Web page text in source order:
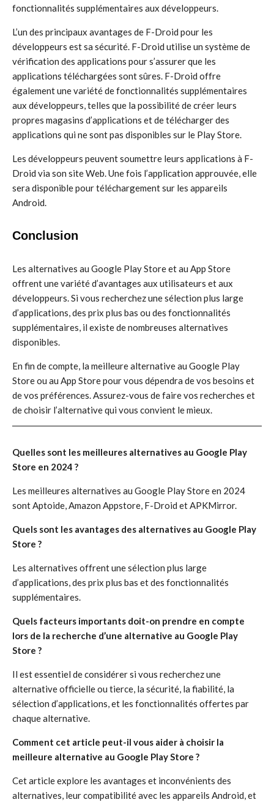
fonctionnalités supplémentaires aux développeurs.
L’un des principaux avantages de F-Droid pour les
développeurs est sa sécurité. F-Droid utilise un système de
vérification des applications pour s’assurer que les
applications téléchargées sont sûres. F-Droid offre
également une variété de fonctionnalités supplémentaires
aux développeurs, telles que la possibilité de créer leurs
propres magasins d’applications et de télécharger des
applications qui ne sont pas disponibles sur le Play Store.
Les développeurs peuvent soumettre leurs applications à F-
Droid via son site Web. Une fois l’application approuvée, elle
sera disponible pour téléchargement sur les appareils
Android.
Conclusion
Les alternatives au Google Play Store et au App Store
offrent une variété d’avantages aux utilisateurs et aux
développeurs. Si vous recherchez une sélection plus large
d’applications, des prix plus bas ou des fonctionnalités
supplémentaires, il existe de nombreuses alternatives
disponibles.
En fin de compte, la meilleure alternative au Google Play
Store ou au App Store pour vous dépendra de vos besoins et
de vos préférences. Assurez-vous de faire vos recherches et
de choisir l’alternative qui vous convient le mieux.
Quelles sont les meilleures alternatives au Google Play
Store en 2024 ?
Les meilleures alternatives au Google Play Store en 2024
sont Aptoide, Amazon Appstore, F-Droid et APKMirror.
Quels sont les avantages des alternatives au Google Play
Store ?
Les alternatives offrent une sélection plus large
d’applications, des prix plus bas et des fonctionnalités
supplémentaires.
Quels facteurs importants doit-on prendre en compte
lors de la recherche d’une alternative au Google Play
Store ?
Il est essentiel de considérer si vous recherchez une
alternative officielle ou tierce, la sécurité, la fiabilité, la
sélection d’applications, et les fonctionnalités offertes par
chaque alternative.
Comment cet article peut-il vous aider à choisir la
meilleure alternative au Google Play Store ?
Cet article explore les avantages et inconvénients des
alternatives, leur compatibilité avec les appareils Android, et